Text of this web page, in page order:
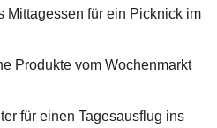
Mittagessen für ein Picknick im
Produkte vom Wochenmarkt
für einen Tagesausflug ins